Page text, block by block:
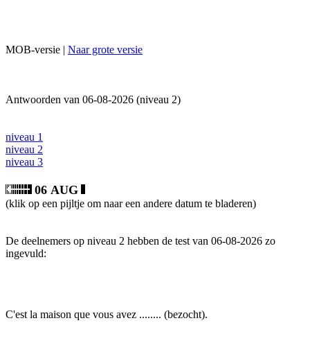
MOB-versie | Naar grote versie
Antwoorden van 06-08-2026 (niveau 2)
niveau 1
niveau 2
niveau 3
06 AUG
(klik op een pijltje om naar een andere datum te bladeren)
De deelnemers op niveau 2 hebben de test van 06-08-2026 zo
ingevuld:
C'est la maison que vous avez ........ (bezocht).